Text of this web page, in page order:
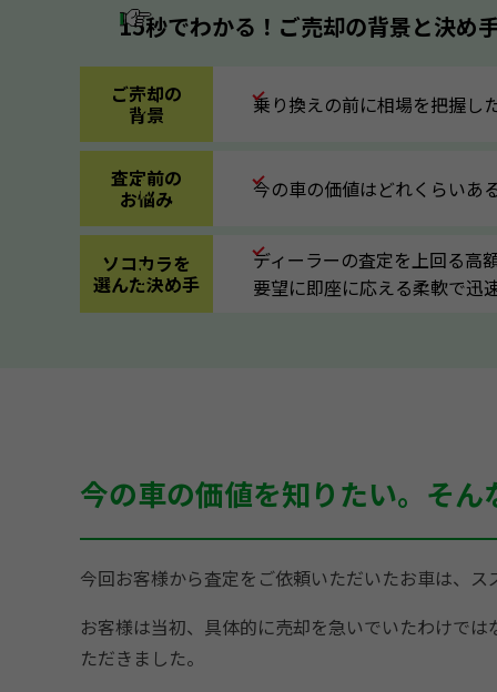
15秒でわかる！ご売却の背景と決め
ご売却の
背景 乗り換えの前に相場を把握し
査定前の
お悩み 今の車の価値はどれくらいあ
ソコカラを
選んだ決め手
ディーラーの査定を上回る高
要望に即座に応える柔軟で迅
今の車の価値を知りたい。そ
今回お客様から査定をご依頼いただいたお車は、
お客様は当初、具体的に売却を急いでいたわけで
ただきました。